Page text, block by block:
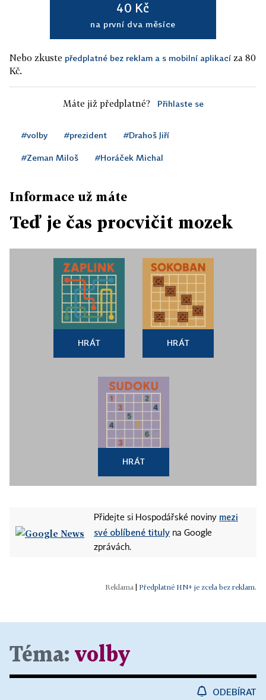
40 Kč
na první dva měsíce
Nebo zkuste předplatné bez reklam a s mobilní aplikací za 80
Kč.
Máte již předplatné? Přihlaste se
#volby #prezident #Drahoš Jiří
#Zeman Miloš #Horáček Michal
Informace už máte
Teď je čas procvičit mozek
HRÁT HRÁT
HRÁT
Přidejte si Hospodářské noviny mezi
své oblíbené tituly na Google
zprávách.
Předplatné HN+ je zcela bez reklam.
Téma: volby
ODEBÍRAT